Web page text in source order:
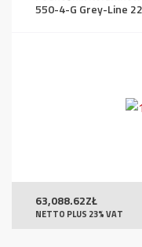
550-4-G Grey-Line
63,088.62ZŁ
NETTO PLUS 23% VAT